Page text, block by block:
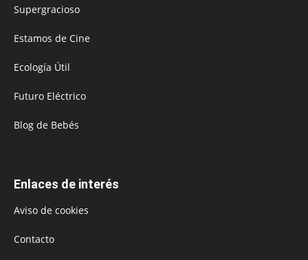
Supergracioso
Estamos de Cine
Ecología Útil
Futuro Eléctrico
Blog de Bebés
Enlaces de interés
Aviso de cookies
Contacto